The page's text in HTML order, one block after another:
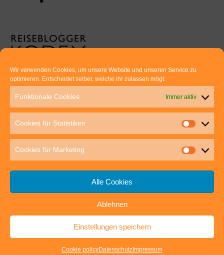
Wir verwenden Cookies, um unsere Website und unseren Service zu
optimieren. Entscheidet selber, welche ihr zulassen mögt.
Funktionale Cookies Immer aktiv
Cookies für Statistiken
Cookies für Marketing
Alle Cookies
Ablehnen
Einstellungen speichern
Cookie policyDatenschutz Impressum
Euer direkter Draht zu uns:
Thomas Rathay und Silke Rommel
70563 Stuttgart
post@outdoor-hochgenuss.de
IMPRESSUM DATENSCHUTZ
outdoor-hochgenuss.de| Präsentiert vonMantra&WordPress.